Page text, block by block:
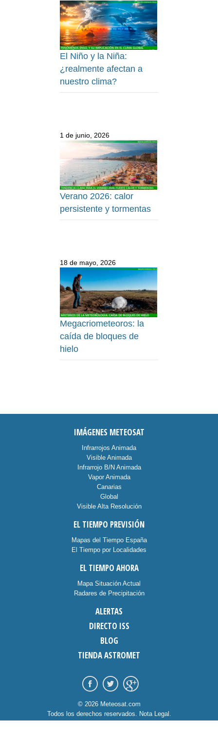
El Niño y la Niña:
¿realmente afectan a
nuestro clima?
1 de junio, 2026
Verano 2026: calor
persistente y tormentas
18 de mayo, 2026
Megacriometeoros: la
caída de bloques de
hielo
IMÁGENES METEOSAT
Infrarrojos Animada
Visible Animada
Infrarrojo B/N Animada
Vapor Animada
Canarias
Global
Visible Alta Resolución
EL TIEMPO PREVISIÓN
Mapas del Tiempo España
El Tiempo por Localidades
EL TIEMPO AHORA
Mapa Situación Actual
Radares de Precipitación
ALERTAS
DIRECTO ISS
BLOG
TIENDA ASTROMET
© 2026 Meteosat.com
Todos los derechos reservados. Nota Legal .